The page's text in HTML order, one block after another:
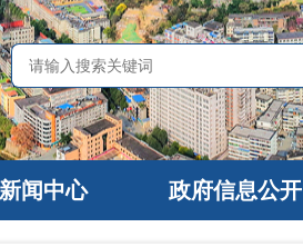
新闻中心 政府信息公开